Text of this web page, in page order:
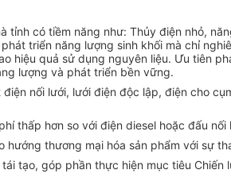
có tiềm năng như: Thủy điện nhỏ,
triển năng lượng sinh khối mà chỉ
hiệu quả sử dụng nguyên liệu. Ưu tiên
lượng và phát triển bền vững.
nối lưới, lưới điện độc lập, điện cho
thấp hơn so với điện diesel hoặc đấu
thương mại hóa sản phẩm với sự
tạo, góp phần thực hiện mục tiêu